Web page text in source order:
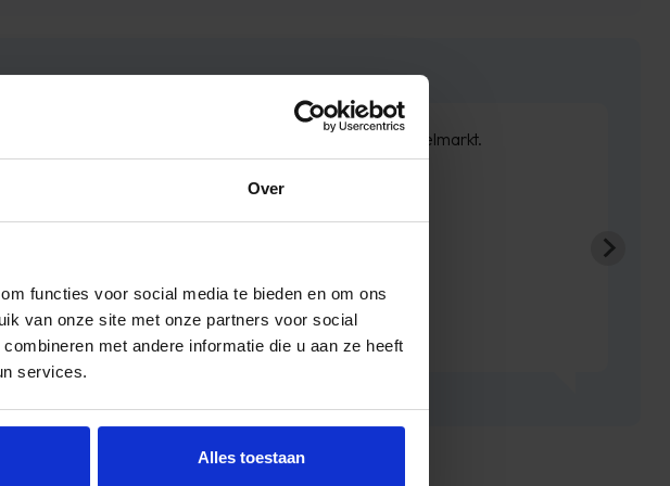
Over
functies voor social media te bieden en om ons
van onze site met onze partners voor social
met andere informatie die u aan ze heeft
services.
Alles toestaan
Onze eerste bestelling bij Timco Voordeelmarkt.
We zijn er erg blij.